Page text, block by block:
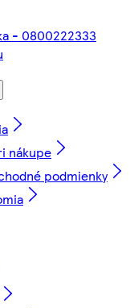
- 0800222333
nákupe
podmienky